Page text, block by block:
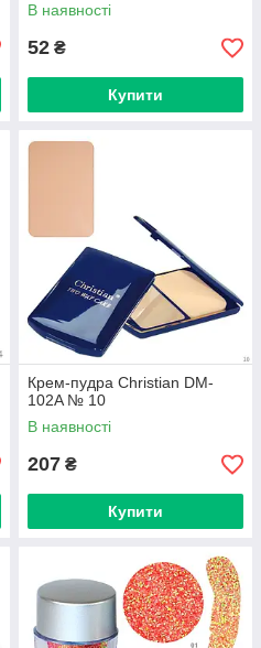
В наявності
52 ₴
Купити
Крем-пудра Christian DM-
102A № 10
В наявності
207 ₴
Купити